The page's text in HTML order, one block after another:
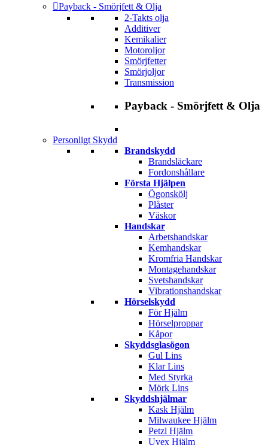
Payback - Smörjfett & Olja
2-Takts olja
Additiver
Kemikalier
Motoroljor
Smörjfetter
Smörjoljor
Transmission
Payback - Smörjfett & Olja
Personligt Skydd
Brandskydd
Brandsläckare
Fordonshållare
Första Hjälpen
Ögonskölj
Plåster
Väskor
Handskar
Arbetshandskar
Kemhandskar
Kromfria Handskar
Montagehandskar
Svetshandskar
Vibrationshandskar
Hörselskydd
För Hjälm
Hörselproppar
Kåpor
Skyddsglasögon
Gul Lins
Klar Lins
Med Styrka
Mörk Lins
Skyddshjälmar
Kask Hjälm
Milwaukee Hjälm
Petzl Hjälm
Uvex Hjälm